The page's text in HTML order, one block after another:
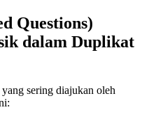
Questions)
dalam Duplikat
sering diajukan oleh